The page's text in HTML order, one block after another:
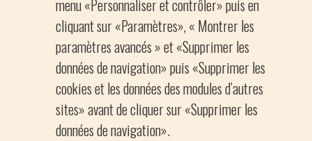
menu «Personnaliser et contrôler» puis en
cliquant sur «Paramètres», « Montrer les
paramètres avancés » et «Supprimer les
données de navigation» puis «Supprimer les
cookies et les données des modules d’autres
sites» avant de cliquer sur «Supprimer les
données de navigation».